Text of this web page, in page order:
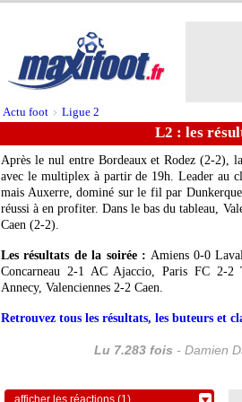
Actu foot > Ligue 2
L2 : les
Après le nul entre Bordeaux et Rodez (2-2),
avec le multiplex à partir de 19h. Leader au
mais Auxerre, dominé sur le fil par
réussi à en profiter. Dans le bas du tableau,
Caen (2-2).
Les résultats de la soirée : Amiens 0-0
Concarneau 2-1 AC Ajaccio, Paris FC 2-2
Annecy, Valenciennes 2-2 Caen.
Retrouvez tous les résultats, les buteurs et
Lu 7.283 fois - Damien
afficher les réactions (1)